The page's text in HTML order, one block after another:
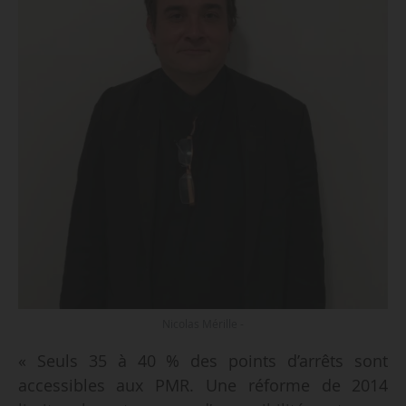
« Seuls 35 à 40 % des points d’arrêts sont
accessibles aux PMR. Une réforme de 2014